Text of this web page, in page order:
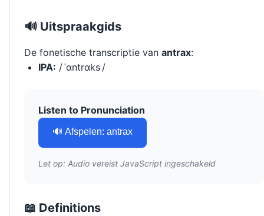
🔊 Uitspraakgids
De fonetische transcriptie van antrax:
IPA: / ˈɑntrɑks /
Listen to Pronunciation
🔊 Afspelen: antrax
Let op: Audio vereist JavaScript ingeschakeld
📖 Definitions